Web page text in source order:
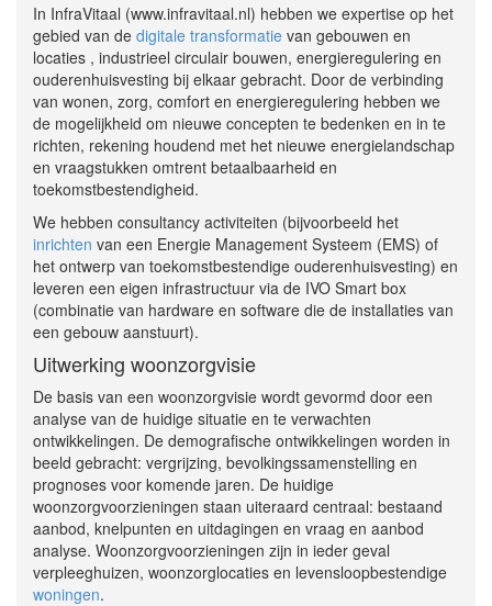
In InfraVitaal (www.infravitaal.nl) hebben we expertise op het
gebied van de digitale transformatie van gebouwen en
locaties , industrieel circulair bouwen, energieregulering en
ouderenhuisvesting bij elkaar gebracht. Door de verbinding
van wonen, zorg, comfort en energieregulering hebben we
de mogelijkheid om nieuwe concepten te bedenken en in te
richten, rekening houdend met het nieuwe energielandschap
en vraagstukken omtrent betaalbaarheid en
toekomstbestendigheid.
We hebben consultancy activiteiten (bijvoorbeeld het
inrichten van een Energie Management Systeem (EMS) of
het ontwerp van toekomstbestendige ouderenhuisvesting) en
leveren een eigen infrastructuur via de IVO Smart box
(combinatie van hardware en software die de installaties van
een gebouw aanstuurt).
Uitwerking woonzorgvisie
De basis van een woonzorgvisie wordt gevormd door een
analyse van de huidige situatie en te verwachten
ontwikkelingen. De demografische ontwikkelingen worden in
beeld gebracht: vergrijzing, bevolkingssamenstelling en
prognoses voor komende jaren. De huidige
woonzorgvoorzieningen staan uiteraard centraal: bestaand
aanbod, knelpunten en uitdagingen en vraag en aanbod
analyse. Woonzorgvoorzieningen zijn in ieder geval
verpleeghuizen, woonzorglocaties en levensloopbestendige
woningen.